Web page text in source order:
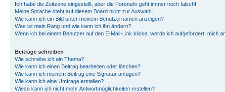
Ich habe die Zeitzone eingestellt, aber die Forenuhr geht immer noch falsch!
Meine Sprache steht auf diesem Board nicht zur Auswahl!
Wie kann ich ein Bild unter meinem Benutzernamen anzeigen?
Was ist mein Rang und wie kann ich ihn ändern?
Wenn ich bei einem Benutzer auf den E-Mail-Link klicke, werde ich aufgefordert, mich
Beiträge schreiben
Wie schreibe ich ein Thema?
Wie kann ich einen Beitrag bearbeiten oder löschen?
Wie kann ich meinem Beitrag eine Signatur anfügen?
Wie kann ich eine Umfrage erstellen?
Wieso kann ich nicht mehr Antwortmöglichkeiten erstellen?